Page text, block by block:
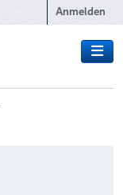
Anmelden